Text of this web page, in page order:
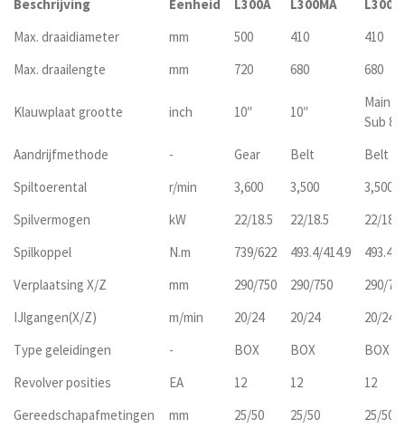
Beschrijving Eenheid L300A L300MA
Max. draaidiameter
mm 500 410
410
Max. draailengte
mm 720 680 680
Klauwplaat grootte inch 10″ 10″
Main
Sub 8″
Aandrijfmethode
- Gear Belt
Belt
Spiltoerental
r/min 3,600 3,500
3,500
Spilvermogen
kW 22/18.5 22/18.5
22/18.5
Spilkoppel
N.m 739/622 493.4/414.9
493.4/
Verplaatsing X/Z
mm 290/750 290/750
290/
IJlgangen(X/Z)
m/min 20/24 20/24
20/24/
Type geleidingen
- BOX BOX
BOX
Revolver posities
EA 12 12
12
Gereedschapafmetingen
mm 25/50 25/50
25/50